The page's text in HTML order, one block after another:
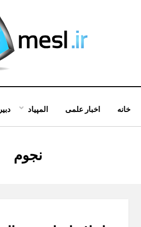
خانه اخبار علمی المپیاد
برچسب
:
نجوم